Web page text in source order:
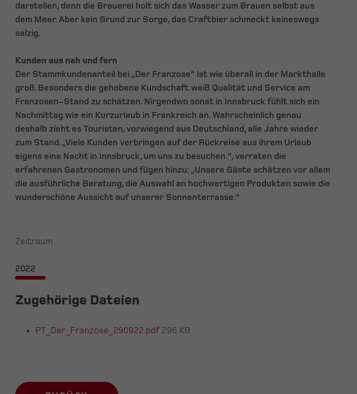
darstellen, denn die Brauerei holt sich das Wasser zum Brauen selbst aus
dem Meer. Aber kein Grund zur Sorge, das Craftbier schmeckt keineswegs
salzig.
Kunden aus nah und fern
Der Stammkundenanteil bei „Der Franzose“ ist wie überall in der Markthalle
groß. Besonders die gehobene Kundschaft weiß Qualität und Service am
Franzosen-Stand zu schätzen. Nirgendwo sonst in Innsbruck fühlt sich ein
Nachmittag wie ein Kurzurlaub in Frankreich an. Wahrscheinlich genau
deshalb zieht es Touristen, vorwiegend aus Deutschland, alle Jahre wieder
zum Stand. „Viele Kunden verbringen auf der Rückreise aus ihrem Urlaub
eigens eine Nacht in Innsbruck, um uns zu besuchen.“, verraten die
erfahrenen Gastronomen und fügen hinzu: „Unsere Gäste schätzen vor allem
die ausführliche Beratung, die Auswahl an hochwertigen Produkten sowie die
wunderschöne Aussicht auf unserer Sonnenterrasse.“
Zeitraum
2022
Zugehörige Dateien
PT_Der_Franzose_290922.pdf 296 KB